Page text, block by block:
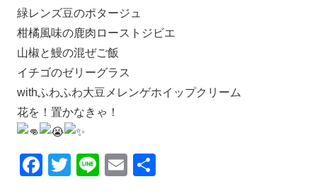
緑レンズ豆のポタージュ
柑橘風味の鹿肉ローストジビエ
山椒と鰻の混ぜご飯
イチゴのゼリーグラス
withふわふわ大豆メレンゲホイップクリーム
花を！置かなきゃ！
F
T
Li
E